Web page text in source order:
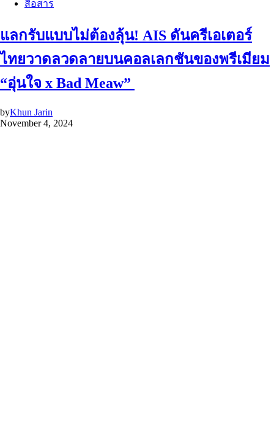
สื่อสาร
แลกรับแบบไม่ต้องลุ้น! AIS ดันครีเอเตอร์
ไทยวาดลวดลายบนคอลเลกชันของพรีเมียม
“อุ่นใจ x Bad Meaw”
byKhun Jarin
November 4, 2024